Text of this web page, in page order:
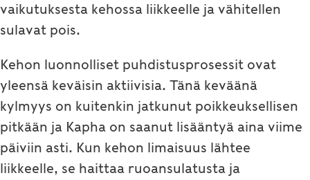
vaikutuksesta kehossa liikkeelle ja vähitellen
sulavat pois.
Kehon luonnolliset puhdistusprosessit ovat
yleensä keväisin aktiivisia. Tänä keväänä
kylmyys on kuitenkin jatkunut poikkeuksellisen
pitkään ja Kapha on saanut lisääntyä aina viime
päiviin asti. Kun kehon limaisuus lähtee
liikkeelle, se haittaa ruoansulatusta ja